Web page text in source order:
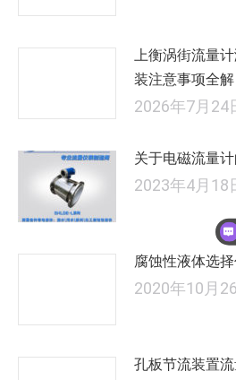
上衡涡街流量
装注意事项全解
2026年7月24
关于电磁流量
2023年4月18
腐蚀性液体选
2020年10月
孔板节流装置